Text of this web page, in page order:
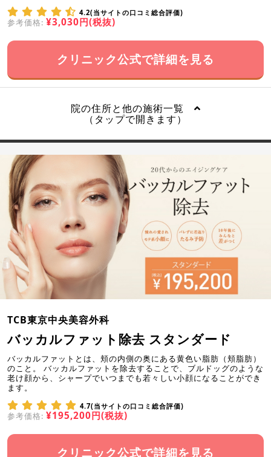
4.2(当サイトの口コミ総合評価)
参考価格: ¥3,030円(税抜)
クリニック公式で詳細を見る
院の住所と他の施術一覧
（タップで開きます）
TCB東京中央美容外科
バッカルファット除去 スタンダード
バッカルファットとは、頬の内側の奥にある黄色い脂肪（頬脂肪）
のこと。 バッカルファットを除去することで、ブルドッグのような
老け顔から、シャープでいつまでも若々しい小顔になることができ
ます。
4.7(当サイトの口コミ総合評価)
参考価格: ¥195,200円(税抜)
クリニック公式で詳細を見る